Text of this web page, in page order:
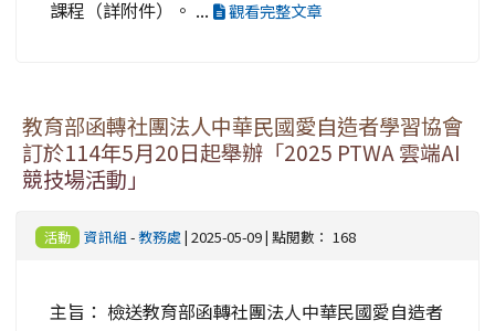
課程（詳附件）。 ...
觀看完整文章
教育部函轉社團法人中華民國愛自造者學習協會
訂於114年5月20日起舉辦「2025 PTWA 雲端AI
競技場活動」
活動 資訊組 -教務處 | 2025-05-09 | 點閱數： 168
主旨： 檢送教育部函轉社團法人中華民國愛自造者